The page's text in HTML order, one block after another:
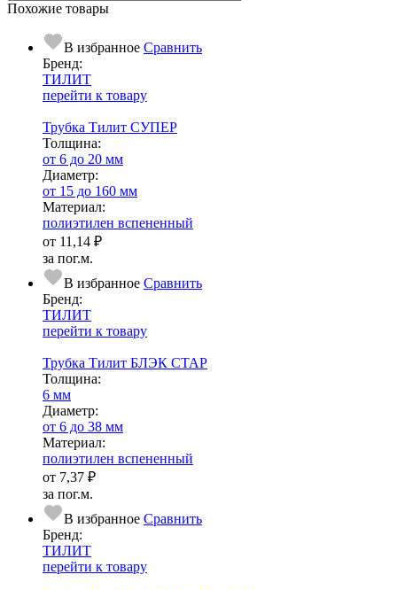
Похожие товары
В избранное Сравнить
Бренд:
ТИЛИТ
перейти к товару
Трубка Тилит СУПЕР
Тол­щи­на:
от 6 до 20 мм
Диаметр:
от 15 до 160 мм
Ма­­те­­ри­­ал:
полиэтилен вспененный
от 11,14 ₽
за пог.м.
В избранное Сравнить
Бренд:
ТИЛИТ
перейти к товару
Трубка Тилит БЛЭК СТАР
Тол­щи­на:
6 мм
Диаметр:
от 6 до 38 мм
Ма­­те­­ри­­ал:
полиэтилен вспененный
от 7,37 ₽
за пог.м.
В избранное Сравнить
Бренд:
ТИЛИТ
перейти к товару